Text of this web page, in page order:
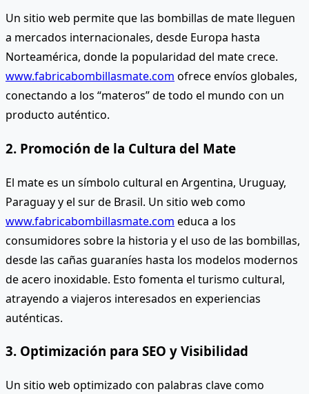
Un sitio web permite que las bombillas de mate lleguen
a mercados internacionales, desde Europa hasta
Norteamérica, donde la popularidad del mate crece.
www.fabricabombillasmate.com ofrece envíos globales,
conectando a los “materos” de todo el mundo con un
producto auténtico.
2. Promoción de la Cultura del Mate
El mate es un símbolo cultural en Argentina, Uruguay,
Paraguay y el sur de Brasil. Un sitio web como
www.fabricabombillasmate.com educa a los
consumidores sobre la historia y el uso de las bombillas,
desde las cañas guaraníes hasta los modelos modernos
de acero inoxidable. Esto fomenta el turismo cultural,
atrayendo a viajeros interesados en experiencias
auténticas.
3. Optimización para SEO y Visibilidad
Un sitio web optimizado con palabras clave como